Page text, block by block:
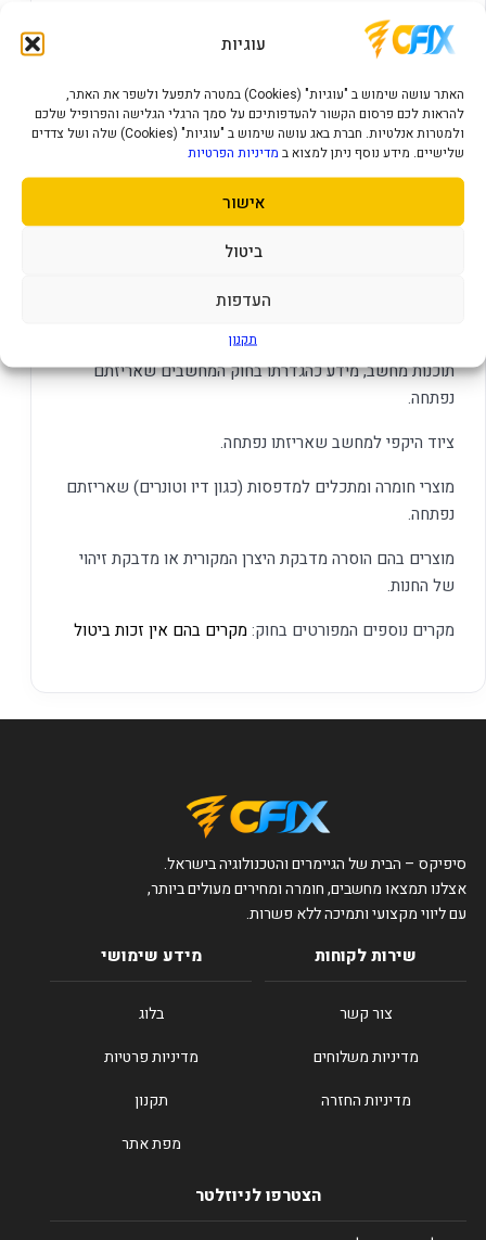
עוגיות
האתר עושה שימוש ב "עוגיות" (Cookies) במטרה לתפעל ולשפר את האתר,
להראות לכם פרסום הקשור להעדפותיכם על סמך הרגלי הגלישה והפרופיל שלכם
ולמטרות אנלטיות. חברת באג עושה שימוש ב "עוגיות" (Cookies) שלה ושל צדדים
שלישיים. מידע נוסף ניתן למצוא ב מדיניות הפרטיות
אישור
ביטול
העדפות
תקנון
הודעה על ביטול המכירה תימסר לקונים בטלפון ו/או בדואר
אלקטרוני לכתובת אשר צויינה בדף ההרשמה.
במקרה ואזל המוצר מהמלאי לאחר שהתבצעה הזמנה, רשאית
החנות לבטל את המכירה ו/או להציע מוצר חלופי שווה ערך.
הודעה על ביטול כאמור תיעשה בכתב או בטלפון.
מקרים בהם לא ניתן לבטל עסקה:
תוכנות מחשב, מידע כהגדרתו בחוק המחשבים שאריזתם
נפתחה.
ציוד היקפי למחשב שאריזתו נפתחה.
מוצרי חומרה ומתכלים למדפסות (כגון דיו וטונרים) שאריזתם
נפתחה.
מוצרים בהם הוסרה מדבקת היצרן המקורית או מדבקת זיהוי
של החנות.
מקרים נוספים המפורטים בחוק:מקרים בהם אין זכות ביטול
סיפיקס – הבית של הגיימרים והטכנולוגיה בישראל.
אצלנו תמצאו מחשבים, חומרה ומחירים מעולים ביותר,
עם ליווי מקצועי ותמיכה ללא פשרות.
שירות לקוחות
צור קשר
מדיניות משלוחים
מדיניות החזרה
מידע שימושי
בלוג
מדיניות פרטיות
תקנון
מפת אתר
הצטרפו לניוזלטר